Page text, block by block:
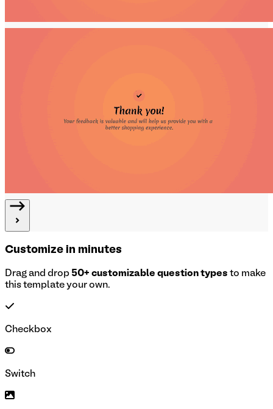
Customize in minutes
Drag and drop 50+ customizable question types to make
this template your own.
Checkbox
Switch